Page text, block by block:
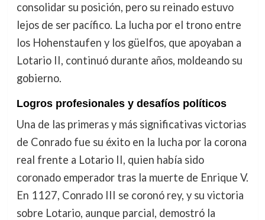
consolidar su posición, pero su reinado estuvo
lejos de ser pacífico. La lucha por el trono entre
los Hohenstaufen y los güelfos, que apoyaban a
Lotario II, continuó durante años, moldeando su
gobierno.
Logros profesionales y desafíos políticos
Una de las primeras y más significativas victorias
de Conrado fue su éxito en la lucha por la corona
real frente a Lotario II, quien había sido
coronado emperador tras la muerte de Enrique V.
En 1127, Conrado III se coronó rey, y su victoria
sobre Lotario, aunque parcial, demostró la